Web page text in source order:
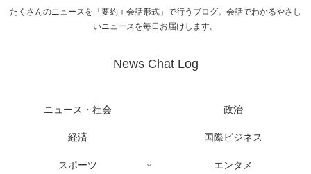
たくさんのニュースを「要約＋会話形式」で行うブログ。会話でわかるやさし
いニュースを毎日お届けします。
News Chat Log
ニュース・社会 政治
経済 国際ビジネス
スポーツ エンタメ